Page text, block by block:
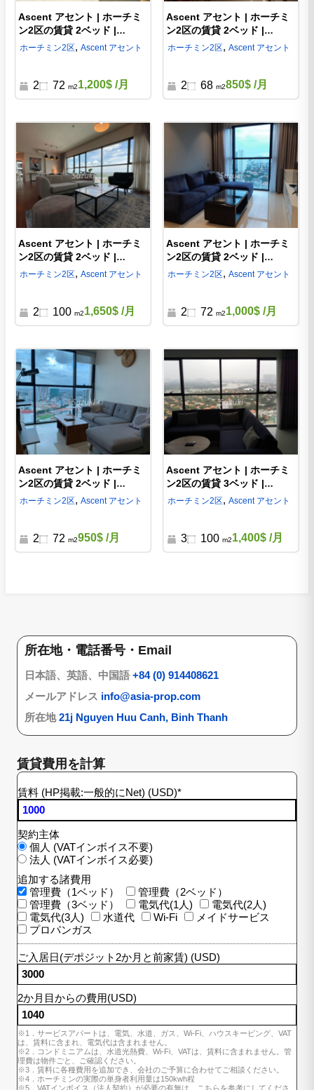
Ascent アセント | ホーチミ
ン2区の賃貸 2ベッド |
AS75324
ホーチミン2区, Ascent アセント
2 72 m21,200$ /月
Ascent アセント | ホーチミ
ン2区の賃貸 2ベッド |
AS66421
ホーチミン2区, Ascent アセント
2 68 m2850$ /月
Ascent アセント | ホーチミ
ン2区の賃貸 2ベッド |
AS57669
ホーチミン2区, Ascent アセント
2 100 m21,650$ /月
Ascent アセント | ホーチミ
ン2区の賃貸 2ベッド |
AS49457
ホーチミン2区, Ascent アセント
2 72 m21,000$ /月
Ascent アセント | ホーチミ
ン2区の賃貸 2ベッド |
AS289415
ホーチミン2区, Ascent アセント
2 72 m2950$ /月
Ascent アセント | ホーチミ
ン2区の賃貸 3ベッド |
AS54498
ホーチミン2区, Ascent アセント
3 100 m21,400$ /月
所在地・電話番号・Email
日本語、英語、中国語 +84 (0) 914408621
メールアドレス info@asia-prop.com
所在地21j Nguyen Huu Canh, Binh Thanh
賃貸費用を計算
賃料 (HP掲載:一般的にNet) (USD)*
契約主体
個人 (VATインボイス不要)
法人 (VATインボイス必要)
追加する諸費用
管理費（1ベッド）
管理費（2ベッド）
管理費（3ベッド）
電気代(1人)
電気代(2人)
電気代(3人)
水道代 Wi-Fi
メイドサービス
プロパンガス
ご入居日(デポジット2か月と前家賃) (USD)
2か月目からの費用(USD)
※1．サービスアパートは、電気、水道、ガス、Wi-Fi、ハウスキーピング、VAT
は、賃料に含まれ、電気代は含まれません。
※2．コンドミニアムは、水道光熱費、Wi-Fi、VATは、賃料に含まれません。管
理費は物件ごと、ご確認ください。
※3．賃料に各種費用を追加でき、会社のご予算に合わせてご相談ください。
※4．ホーチミンの実際の単身者利用量は150kwh程
※5．VATインボイス（法人契約）が必要の有無は、こちらを参考にしてくださ